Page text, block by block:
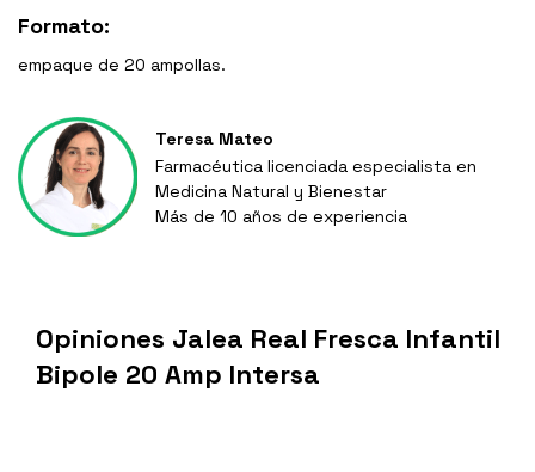
Formato:
empaque de 20 ampollas.
Teresa Mateo
Farmacéutica licenciada especialista en
Medicina Natural y Bienestar
Más de 10 años de experiencia
Opiniones Jalea Real Fresca Infantil
Bipole 20 Amp Intersa